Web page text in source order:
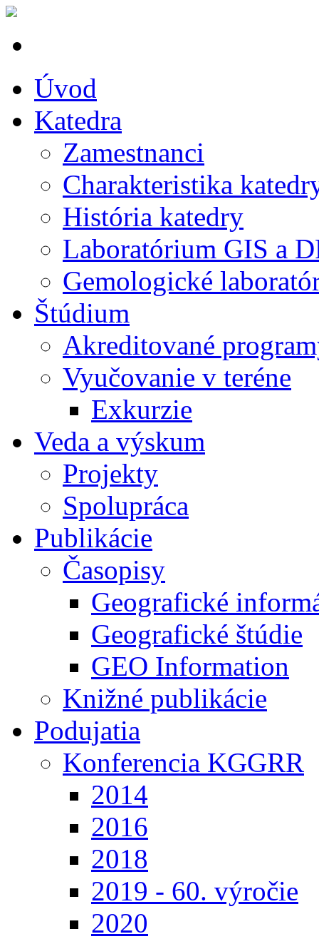
Úvod
Katedra
Zamestnanci
Charakteristika
História katedry
Laboratórium GIS a
Gemologické
Štúdium
Akreditované
Vyučovanie v teréne
Exkurzie
Veda a výskum
Projekty
Spolupráca
Publikácie
Časopisy
Geografické
Geografické štúdie
GEO Information
Knižné publikácie
Podujatia
Konferencia KGGRR
2014
2016
2018
2019 - 60. výročie
2020